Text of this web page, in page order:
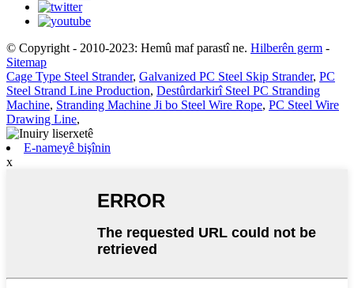
© Copyright - 2010-2023: Hemû maf parastî ne. Hilberên germ -
Sitemap
Cage Type Steel Strander, Galvanized PC Steel Skip Strander, PC
Steel Strand Line Production, Destûrdarkirî Steel PC Stranding
Machine, Stranding Machine Ji bo Steel Wire Rope, PC Steel Wire
Drawing Line,
E-nameyê bişînin
x